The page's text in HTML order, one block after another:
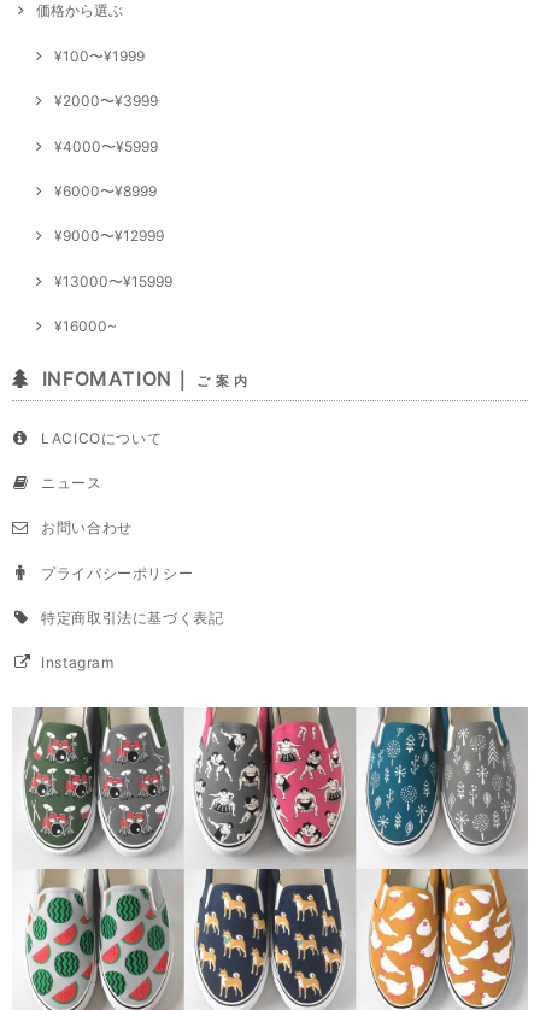
価格から選ぶ
¥100〜¥1999
¥2000〜¥3999
¥4000〜¥5999
¥6000〜¥8999
¥9000〜¥12999
¥13000〜¥15999
¥16000~
INFOMATION｜ ご 案 内
LACICOについて
ニュース
お問い合わせ
プライバシーポリシー
特定商取引法に基づく表記
Instagram